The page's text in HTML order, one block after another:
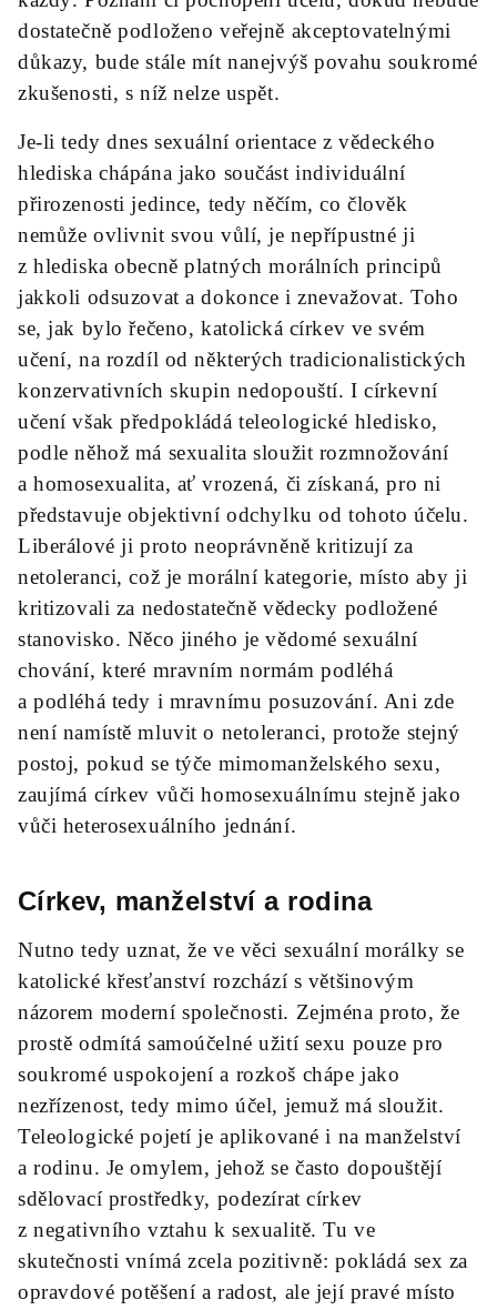
dostatečně podloženo veřejně akceptovatelnými
důkazy, bude stále mít nanejvýš povahu soukromé
zkušenosti, s níž nelze uspět.
Je-li tedy dnes sexuální orientace z vědeckého
hlediska chápána jako součást individuální
přirozenosti jedince, tedy něčím, co člověk
nemůže ovlivnit svou vůlí, je nepřípustné ji
z hlediska obecně platných morálních principů
jakkoli odsuzovat a dokonce i znevažovat. Toho
se, jak bylo řečeno, katolická církev ve svém
učení, na rozdíl od některých tradicionalistických
konzervativních skupin nedopouští. I církevní
učení však předpokládá teleologické hledisko,
podle něhož má sexualita sloužit rozmnožování
a homosexualita, ať vrozená, či získaná, pro ni
představuje objektivní odchylku od tohoto účelu.
Liberálové ji proto neoprávněně kritizují za
netoleranci, což je morální kategorie, místo aby ji
kritizovali za nedostatečně vědecky podložené
stanovisko. Něco jiného je vědomé sexuální
chování, které mravním normám podléhá
a podléhá tedy i mravnímu posuzování. Ani zde
není namístě mluvit o netoleranci, protože stejný
postoj, pokud se týče mimomanželského sexu,
zaujímá církev vůči homosexuálnímu stejně jako
vůči heterosexuálního jednání.
Církev, manželství a rodina
Nutno tedy uznat, že ve věci sexuální morálky se
katolické křesťanství rozchází s většinovým
názorem moderní společnosti. Zejména proto, že
prostě odmítá samoúčelné užití sexu pouze pro
soukromé uspokojení a rozkoš chápe jako
nezřízenost, tedy mimo účel, jemuž má sloužit.
Teleologické pojetí je aplikované i na manželství
a rodinu. Je omylem, jehož se často dopouštějí
sdělovací prostředky, podezírat církev
z negativního vztahu k sexualitě. Tu ve
skutečnosti vnímá zcela pozitivně: pokládá sex za
opravdové potěšení a radost, ale její pravé místo